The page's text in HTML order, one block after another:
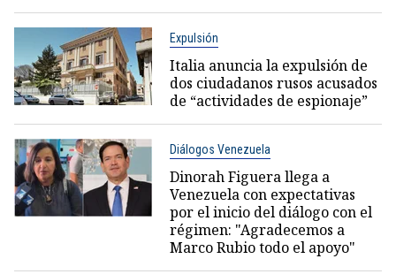
Expulsión
Italia anuncia la expulsión de
dos ciudadanos rusos acusados
de “actividades de espionaje”
Diálogos Venezuela
Dinorah Figuera llega a
Venezuela con expectativas
por el inicio del diálogo con el
régimen: "Agradecemos a
Marco Rubio todo el apoyo"